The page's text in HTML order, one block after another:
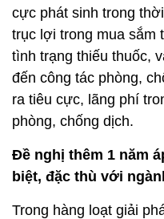
cực phát sinh trong
trục lợi trong mua sắm
tình trạng thiếu thuốc,
đến công tác phòng,
ra tiêu cực, lãng phí
phòng, chống dịch.
Đề nghị thêm 1 năm
biệt, đặc thù với
Trong hàng loạt giải